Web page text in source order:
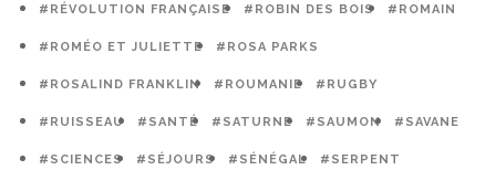
#RÉVOLUTION FRANÇAISE #ROBIN DES BOIS #ROMAIN
#ROMÉO ET JULIETTE #ROSA PARKS
#ROSALIND FRANKLIN #ROUMANIE #RUGBY
#RUISSEAU #SANTÉ #SATURNE #SAUMON #SAVANE
#SCIENCES #SÉJOURS #SÉNÉGAL #SERPENT